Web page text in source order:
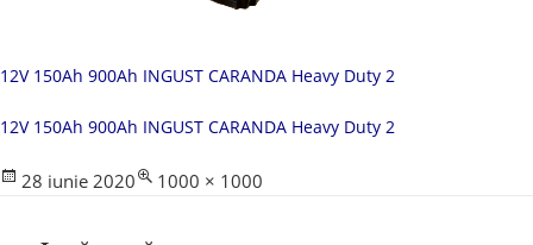
12V 150Ah 900Ah INGUST CARANDA Heavy Duty 2
12V 150Ah 900Ah INGUST CARANDA Heavy Duty 2
Posted
28 iunie 2020
Full
1000 × 1000